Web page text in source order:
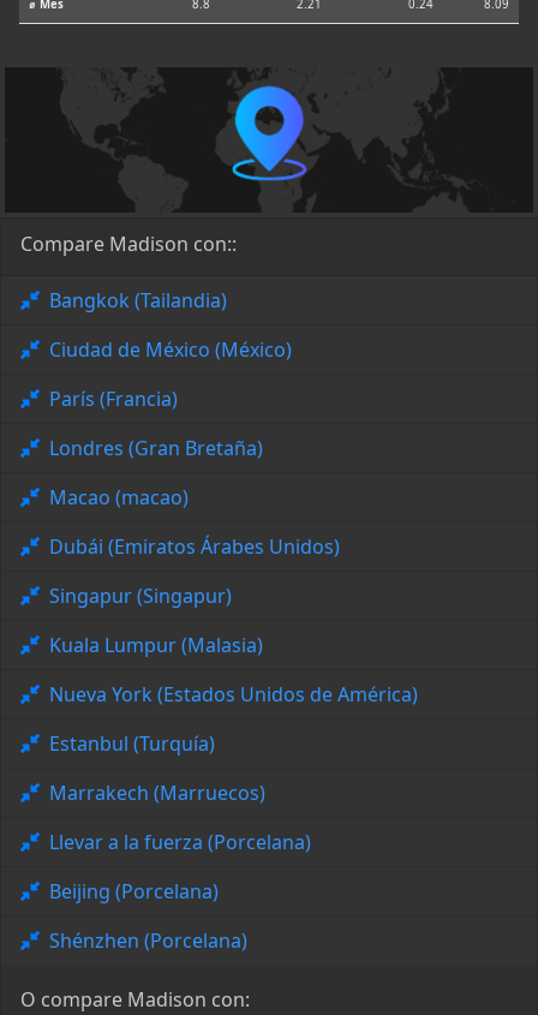
⌀ Mes 8.8 2.21 0.24 8.09
Compare Madison con::
Bangkok (Tailandia)
Ciudad de México (México)
París (Francia)
Londres (Gran Bretaña)
Macao (macao)
Dubái (Emiratos Árabes Unidos)
Singapur (Singapur)
Kuala Lumpur (Malasia)
Nueva York (Estados Unidos de América)
Estanbul (Turquía)
Marrakech (Marruecos)
Llevar a la fuerza (Porcelana)
Beijing (Porcelana)
Shénzhen (Porcelana)
O compare Madison con: